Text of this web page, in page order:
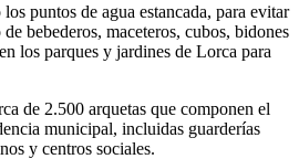
puntos de agua estancada, para evitar
bebederos, maceteros, cubos, bidones
los parques y jardines de Lorca para
de 2.500 arquetas que componen el
municipal, incluidas guarderías
y centros sociales.